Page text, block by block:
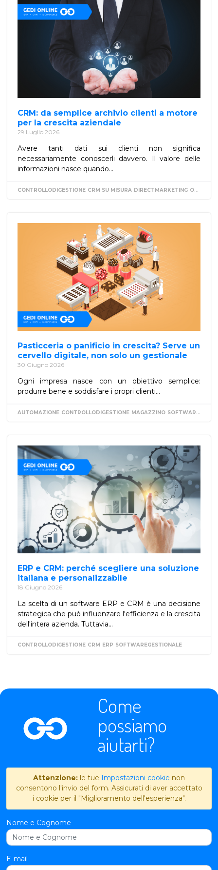
CRM: da semplice archivio clienti a motore
per la crescita aziendale
29 Luglio 2026
Avere tanti dati sui clienti non significa
necessariamente conoscerli davvero. Il valore delle
informazioni nasce quando...
CONTROLLODIGESTIONE CRM SU MISURA DIRECTMARKETING ORGANIZZAZIONE
Pasticceria o panificio in crescita? Serve un
cervello digitale, non solo un gestionale
30 Giugno 2026
Ogni impresa nasce con un obiettivo semplice:
produrre bene e soddisfare i propri clienti...
AUTOMAZIONE CONTROLLODIGESTIONE MAGAZZINO SOFTWAREGESTIONALE
ERP e CRM: perché scegliere una soluzione
italiana e personalizzabile
18 Giugno 2026
La scelta di un software ERP e CRM è una decisione
strategica che può influenzare l'efficienza e la crescita
dell'intera azienda. Tuttavia...
CONTROLLODIGESTIONE CRM ERP SOFTWAREGESTIONALE
Come
possiamo
aiutarti?
Attenzione: le tue Impostazioni cookie non
consentono l'invio del form. Assicurati di aver accettato
i cookie per il "Miglioramento dell'esperienza".
Nome e Cognome
E-mail